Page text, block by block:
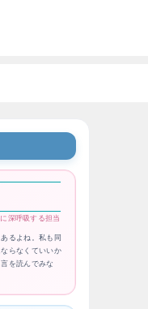
深呼吸する担当
るよね。私も同
らなくていいか
を読んでみな